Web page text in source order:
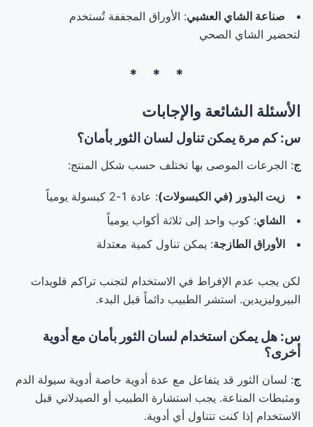
صناعة الشاي العشبي: الأوراق المجففة تُستخدم
لتحضير الشاي الصحي
الأسئلة الشائعة والإجابات
س: كم مرة يمكن تناول لسان الثور بأمان؟
ج: الجرعات الموصى بها تختلف حسب شكل المنتج:
زيت البذور (في الكبسولات): عادة 1-2 كبسولة يومياً
الشاي: كوب واحد إلى ثلاثة أكواب يومياً
الأوراق الطازجة: يمكن تناول كمية معتدلة
لكن يجب عدم الإفراط في الاستخدام لتجنب تراكم قلويدات
البيروليزيدين. استشر الطبيب دائماً قبل البدء.
س: هل يمكن استخدام لسان الثور بأمان مع أدوية
أخرى؟
ج: لسان الثور قد يتفاعل مع عدة أدوية خاصة أدوية سيولة الدم
ومثبطات المناعة. يجب استشارة الطبيب أو الصيدلاني قبل
الاستخدام إذا كنت تتناول أي أدوية.